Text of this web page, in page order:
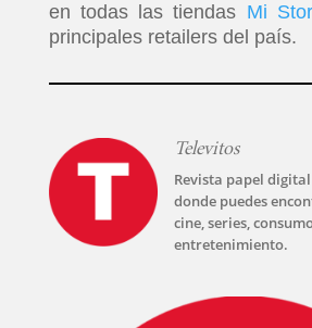
en todas las tiendas Mi
principales retailers del país.
Televitos
Revista papel
donde puedes
cine, series,
entretenimiento.